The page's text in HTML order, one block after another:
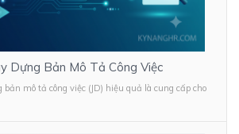
Dựng Bản Mô Tả Công Việc
bản mô tả công việc (JD) hiệu quả là cung cấp cho